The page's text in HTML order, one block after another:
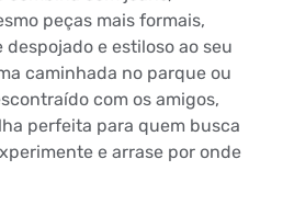
peças mais formais,
e estiloso ao seu
caminhada no parque ou
com os amigos,
perfeita para quem busca
e arrase por onde